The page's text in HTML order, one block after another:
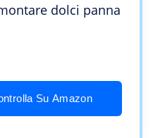
dolci panna
Su Amazon